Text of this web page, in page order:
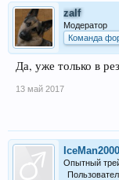
zalf
Модератор
Команда
Да, уже только в
13 май 2017
IceMan2000
Опытный